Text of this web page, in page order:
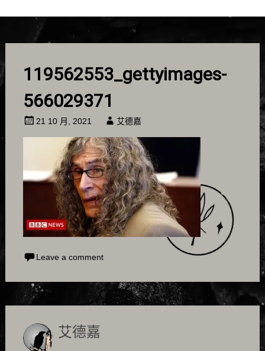
119562553_gettyimages-
566029371
21 10 月, 2021 艾德嘉
Leave a comment
艾德嘉